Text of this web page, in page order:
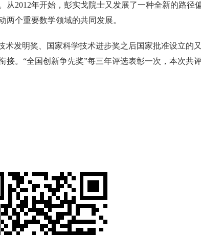
2012年开始，彭实戈院士又发展了一种全新的路径
个重要数学领域的共同发展。
发明奖、国家科学技术进步奖之后国家批准设立的
。“全国创新争先奖”每三年评选表彰一次，本次共